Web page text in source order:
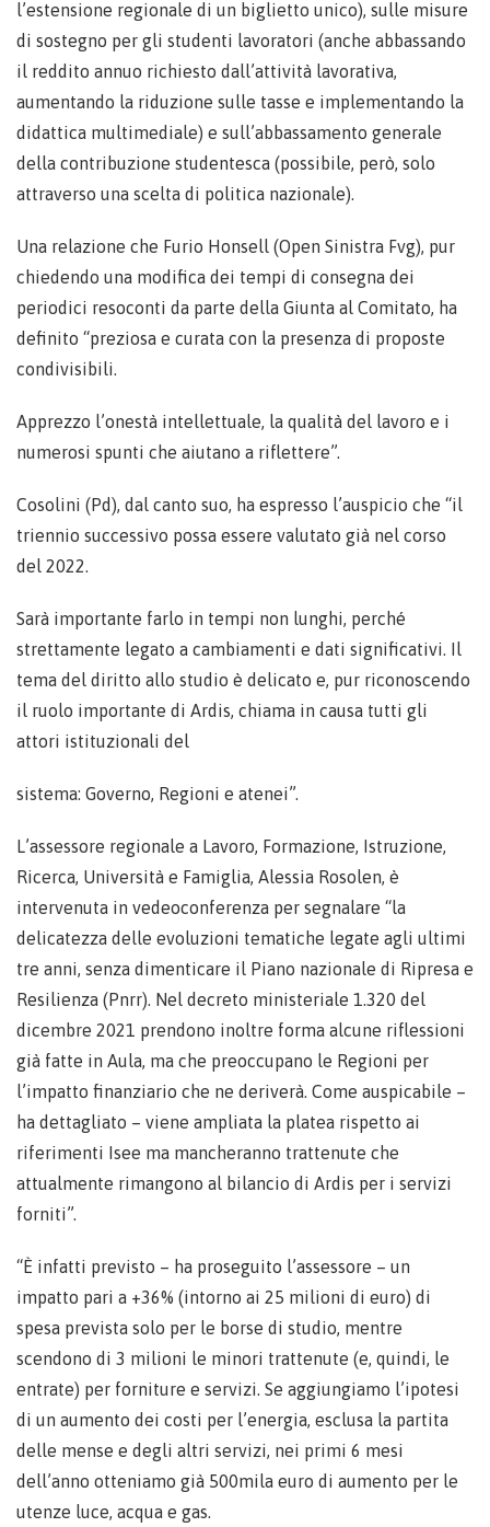
l’estensione regionale di un biglietto unico), sulle misure
di sostegno per gli studenti lavoratori (anche abbassando
il reddito annuo richiesto dall’attività lavorativa,
aumentando la riduzione sulle tasse e implementando la
didattica multimediale) e sull’abbassamento generale
della contribuzione studentesca (possibile, però, solo
attraverso una scelta di politica nazionale).
Una relazione che Furio Honsell (Open Sinistra Fvg), pur
chiedendo una modifica dei tempi di consegna dei
periodici resoconti da parte della Giunta al Comitato, ha
definito “preziosa e curata con la presenza di proposte
condivisibili.
Apprezzo l’onestà intellettuale, la qualità del lavoro e i
numerosi spunti che aiutano a riflettere”.
Cosolini (Pd), dal canto suo, ha espresso l’auspicio che “il
triennio successivo possa essere valutato già nel corso
del 2022.
Sarà importante farlo in tempi non lunghi, perché
strettamente legato a cambiamenti e dati significativi. Il
tema del diritto allo studio è delicato e, pur riconoscendo
il ruolo importante di Ardis, chiama in causa tutti gli
attori istituzionali del
sistema: Governo, Regioni e atenei”.
L’assessore regionale a Lavoro, Formazione, Istruzione,
Ricerca, Università e Famiglia, Alessia Rosolen, è
intervenuta in vedeoconferenza per segnalare “la
delicatezza delle evoluzioni tematiche legate agli ultimi
tre anni, senza dimenticare il Piano nazionale di Ripresa e
Resilienza (Pnrr). Nel decreto ministeriale 1.320 del
dicembre 2021 prendono inoltre forma alcune riflessioni
già fatte in Aula, ma che preoccupano le Regioni per
l’impatto finanziario che ne deriverà. Come auspicabile –
ha dettagliato – viene ampliata la platea rispetto ai
riferimenti Isee ma mancheranno trattenute che
attualmente rimangono al bilancio di Ardis per i servizi
forniti”.
“È infatti previsto – ha proseguito l’assessore – un
impatto pari a +36% (intorno ai 25 milioni di euro) di
spesa prevista solo per le borse di studio, mentre
scendono di 3 milioni le minori trattenute (e, quindi, le
entrate) per forniture e servizi. Se aggiungiamo l’ipotesi
di un aumento dei costi per l’energia, esclusa la partita
delle mense e degli altri servizi, nei primi 6 mesi
dell’anno otteniamo già 500mila euro di aumento per le
utenze luce, acqua e gas.